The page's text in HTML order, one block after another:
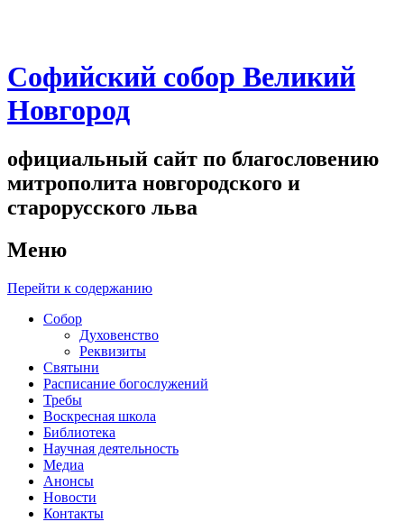
Софийский собор Великий
Новгород
официальный сайт по благословению
митрополита новгородского и
старорусского льва
Меню
Перейти к содержанию
Собор
Духовенство
Реквизиты
Святыни
Расписание богослужений
Требы
Воскресная школа
Библиотека
Научная деятельность
Медиа
Анонсы
Новости
Контакты